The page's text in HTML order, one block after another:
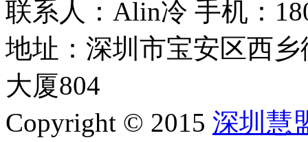
联系人：Alin冷 手机：
地址：深圳市宝安区西
大厦804
Copyright © 2015 深圳慧